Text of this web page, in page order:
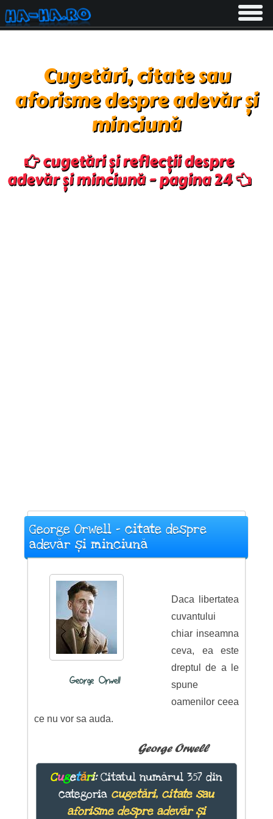
Toggle
Cugetări, citate sau
aforisme despre adevăr și
minciună
cugetări și reflecții despre
adevăr și minciună - pagina 24
George Orwell - citate despre
adevăr și minciună
George Orwell
Daca libertatea
cuvantului
chiar inseamna
ceva, ea este
dreptul de a le
spune
oamenilor ceea
ce nu vor sa auda.
George Orwell
Cugetări:Citatul numărul 357 din
categoria cugetări, citate sau
aforisme despre adevăr și